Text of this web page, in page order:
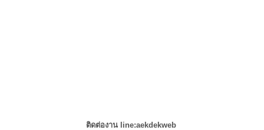
ติดต่องาน line:aekdekweb